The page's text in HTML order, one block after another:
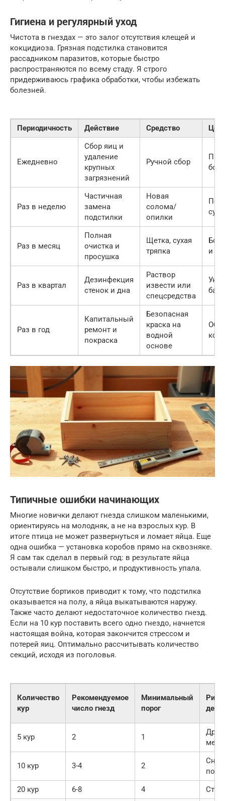
Гигиена и регулярный уход
Чистота в гнездах — это залог отсутствия клещей и
кокцидиоза. Грязная подстилка становится
рассадником паразитов, которые быстро
распространяются по всему стаду. Я строго
придерживаюсь графика обработки, чтобы избежать
болезней.
Периодичность Действие Средство
Ежедневно
Сбор яиц и
удаление
крупных
загрязнений
Ручной сбор
боя
Раз в неделю
Частичная
замена
подстилки
Новая
солома/
опилки
Раз в месяц
Полная
очистка и
просушка
Щетка, сухая
тряпка
и
Раз в квартал
Дезинфекция
стенок и дна
Раствор
извести или
спецсредства
Раз в год
Капитальный
ремонт и
покраска
Безопасная
краска на
водной
основе
Типичные ошибки начинающих
Многие новички делают гнезда слишком маленькими,
ориентируясь на молодняк, а не на взрослых кур. В
итоге птица не может развернуться и ломает яйца. Еще
одна ошибка — установка коробов прямо на сквозняке.
Я сам так сделал в первый год: в результате яйца
остывали слишком быстро, и продуктивность упала.
Отсутствие бортиков приводит к тому, что подстилка
оказывается на полу, а яйца выкатываются наружу.
Также часто делают недостаточное количество гнезд.
Если на 10 кур поставить всего одно гнездо, начнется
настоящая война, которая закончится стрессом и
потерей яиц. Оптимально рассчитывать количество
секций, исходя из поголовья.
Количество
кур
Рекомендуемое
число гнезд
Минимальный
порог
5 кур 2 1
10 кур 3-4 2
пол
20 кур
6-8 4